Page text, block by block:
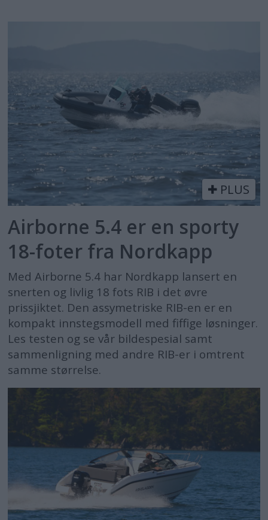
PLUS
Airborne 5.4 er en sporty
18-foter fra Nordkapp
Med Airborne 5.4 har Nordkapp lansert en
snerten og livlig 18 fots RIB i det øvre
prissjiktet. Den assymetriske RIB-en er en
kompakt innstegsmodell med fiffige løsninger.
Les testen og se vår bildespesial samt
sammenligning med andre RIB-er i omtrent
samme størrelse.